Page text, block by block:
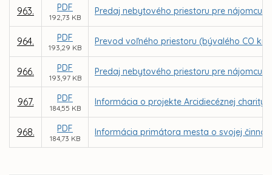
963. PDF
192,73 KB
Predaj nebytového priestoru pre nájomcu
964. PDF
193,29 KB
Prevod voľného priestoru (bývalého CO
966. PDF
193,97 KB
Predaj nebytového priestoru pre nájomcu
967. PDF
184,55 KB
Informácia o projekte Arcidiecéznej charity
968. PDF
184,73 KB
Informácia primátora mesta o svojej